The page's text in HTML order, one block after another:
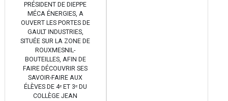
PRÉSIDENT DE DIEPPE
MÉCA ÉNERGIES, A
OUVERT LES PORTES DE
GAULT INDUSTRIES,
SITUÉE SUR LA ZONE DE
ROUXMESNIL-
BOUTEILLES, AFIN DE
FAIRE DÉCOUVRIR SES
SAVOIR-FAIRE AUX
ÉLÈVES DE 4ᵉ ET 3ᵉ DU
COLLÈGE JEAN